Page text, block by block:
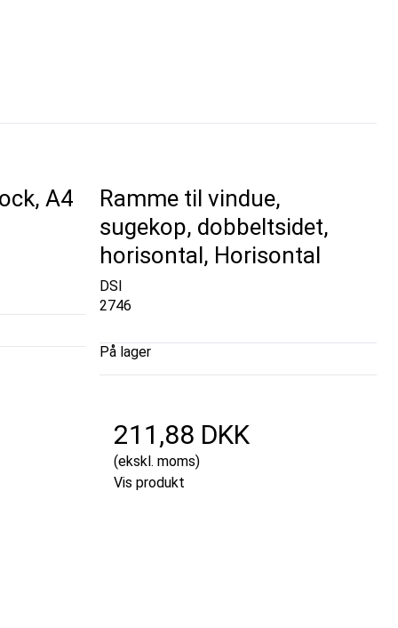
A4
Ramme til vindue,
sugekop, dobbeltsidet,
horisontal, Horisontal
DSI
2746
På lager
211,88 DKK
(ekskl. moms)
Vis produkt